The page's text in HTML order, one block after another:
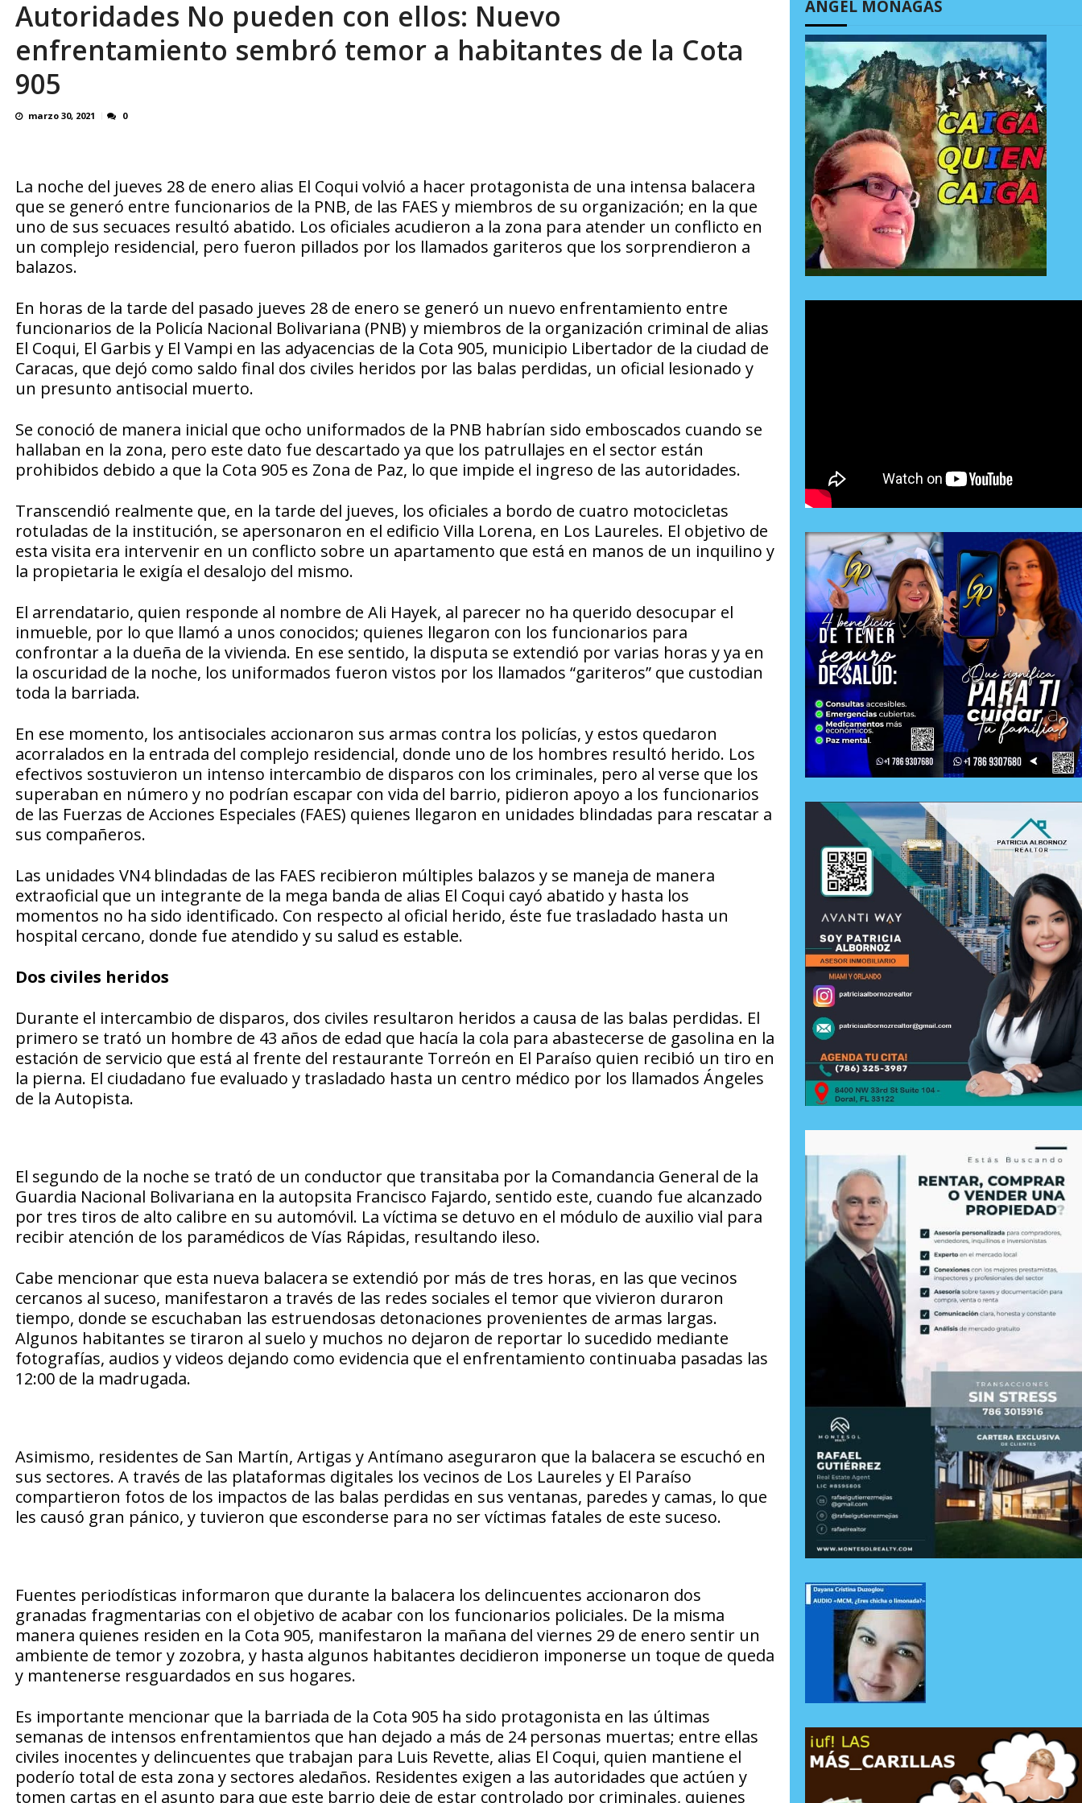
¿QUE PROTEGES TU? Por: Miguel Ángel León R AGOSTO 8, 2026
Autoridades No pueden con ellos: Nuevo
enfrentamiento sembró temor a habitantes de la Cota
905
marzo 30, 2021 0
La noche del jueves 28 de enero alias El Coqui volvió a hacer protagonista de una intensa balacera
que se generó entre funcionarios de la PNB, de las FAES y miembros de su organización; en la que
uno de sus secuaces resultó abatido. Los oficiales acudieron a la zona para atender un conflicto en
un complejo residencial, pero fueron pillados por los llamados gariteros que los sorprendieron a
balazos.
En horas de la tarde del pasado jueves 28 de enero se generó un nuevo enfrentamiento entre
funcionarios de la Policía Nacional Bolivariana (PNB) y miembros de la organización criminal de alias
El Coqui, El Garbis y El Vampi en las adyacencias de la Cota 905, municipio Libertador de la ciudad de
Caracas, que dejó como saldo final dos civiles heridos por las balas perdidas, un oficial lesionado y
un presunto antisocial muerto.
Se conoció de manera inicial que ocho uniformados de la PNB habrían sido emboscados cuando se
hallaban en la zona, pero este dato fue descartado ya que los patrullajes en el sector están
prohibidos debido a que la Cota 905 es Zona de Paz, lo que impide el ingreso de las autoridades.
Transcendió realmente que, en la tarde del jueves, los oficiales a bordo de cuatro motocicletas
rotuladas de la institución, se apersonaron en el edificio Villa Lorena, en Los Laureles. El objetivo de
esta visita era intervenir en un conflicto sobre un apartamento que está en manos de un inquilino y
la propietaria le exigía el desalojo del mismo.
El arrendatario, quien responde al nombre de Ali Hayek, al parecer no ha querido desocupar el
inmueble, por lo que llamó a unos conocidos; quienes llegaron con los funcionarios para
confrontar a la dueña de la vivienda. En ese sentido, la disputa se extendió por varias horas y ya en
la oscuridad de la noche, los uniformados fueron vistos por los llamados “gariteros” que custodian
toda la barriada.
En ese momento, los antisociales accionaron sus armas contra los policías, y estos quedaron
acorralados en la entrada del complejo residencial, donde uno de los hombres resultó herido. Los
efectivos sostuvieron un intenso intercambio de disparos con los criminales, pero al verse que los
superaban en número y no podrían escapar con vida del barrio, pidieron apoyo a los funcionarios
de las Fuerzas de Acciones Especiales (FAES) quienes llegaron en unidades blindadas para rescatar a
sus compañeros.
Las unidades VN4 blindadas de las FAES recibieron múltiples balazos y se maneja de manera
extraoficial que un integrante de la mega banda de alias El Coqui cayó abatido y hasta los
momentos no ha sido identificado. Con respecto al oficial herido, éste fue trasladado hasta un
hospital cercano, donde fue atendido y su salud es estable.
Dos civiles heridos
Durante el intercambio de disparos, dos civiles resultaron heridos a causa de las balas perdidas. El
primero se trató un hombre de 43 años de edad que hacía la cola para abastecerse de gasolina en la
estación de servicio que está al frente del restaurante Torreón en El Paraíso quien recibió un tiro en
la pierna. El ciudadano fue evaluado y trasladado hasta un centro médico por los llamados Ángeles
de la Autopista.
El segundo de la noche se trató de un conductor que transitaba por la Comandancia General de la
Guardia Nacional Bolivariana en la autopsita Francisco Fajardo, sentido este, cuando fue alcanzado
por tres tiros de alto calibre en su automóvil. La víctima se detuvo en el módulo de auxilio vial para
recibir atención de los paramédicos de Vías Rápidas, resultando ileso.
Cabe mencionar que esta nueva balacera se extendió por más de tres horas, en las que vecinos
cercanos al suceso, manifestaron a través de las redes sociales el temor que vivieron duraron
tiempo, donde se escuchaban las estruendosas detonaciones provenientes de armas largas.
Algunos habitantes se tiraron al suelo y muchos no dejaron de reportar lo sucedido mediante
fotografías, audios y videos dejando como evidencia que el enfrentamiento continuaba pasadas las
12:00 de la madrugada.
Asimismo, residentes de San Martín, Artigas y Antímano aseguraron que la balacera se escuchó en
sus sectores. A través de las plataformas digitales los vecinos de Los Laureles y El Paraíso
compartieron fotos de los impactos de las balas perdidas en sus ventanas, paredes y camas, lo que
les causó gran pánico, y tuvieron que esconderse para no ser víctimas fatales de este suceso.
Fuentes periodísticas informaron que durante la balacera los delincuentes accionaron dos
granadas fragmentarias con el objetivo de acabar con los funcionarios policiales. De la misma
manera quienes residen en la Cota 905, manifestaron la mañana del viernes 29 de enero sentir un
ambiente de temor y zozobra, y hasta algunos habitantes decidieron imponerse un toque de queda
y mantenerse resguardados en sus hogares.
Es importante mencionar que la barriada de la Cota 905 ha sido protagonista en las últimas
semanas de intensos enfrentamientos que han dejado a más de 24 personas muertas; entre ellas
civiles inocentes y delincuentes que trabajan para Luis Revette, alias El Coqui, quien mantiene el
poderío total de esta zona y sectores aledaños. Residentes exigen a las autoridades que actúen y
tomen cartas en el asunto para que este barrio deje de estar controlado por criminales, quienes
ÁNGEL MONAGAS